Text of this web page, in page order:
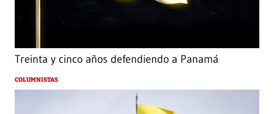
Treinta y cinco años defendiendo a Panamá
COLUMNISTAS